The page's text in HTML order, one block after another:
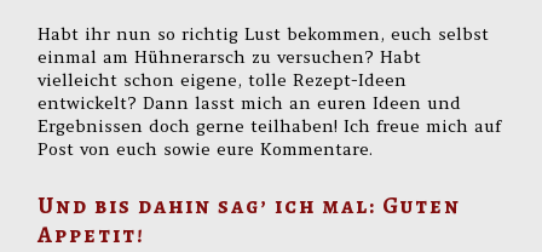
Habt ihr nun so richtig Lust bekommen, euch selbst
einmal am Hühnerarsch zu versuchen? Habt
vielleicht schon eigene, tolle Rezept-Ideen
entwickelt? Dann lasst mich an euren Ideen und
Ergebnissen doch gerne teilhaben! Ich freue mich auf
Post von euch sowie eure Kommentare.
Und bis dahin sag’ ich mal: Guten
Appetit!